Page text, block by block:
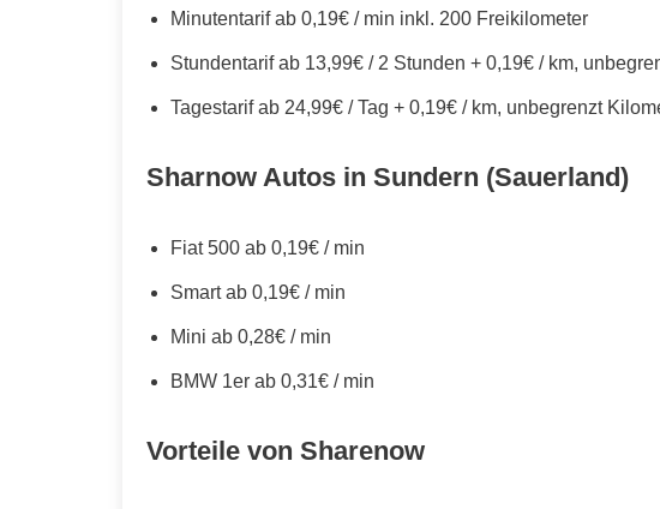
Minutentarif ab 0,19€ / min inkl. 200 Freikilometer
Stundentarif ab 13,99€ / 2 Stunden + 0,19€ / km,
Tagestarif ab 24,99€ / Tag + 0,19€ / km, unbegrenzt
Sharnow Autos in Sundern (Sauerland)
Fiat 500 ab 0,19€ / min
Smart ab 0,19€ / min
Mini ab 0,28€ / min
BMW 1er ab 0,31€ / min
Vorteile von Sharenow